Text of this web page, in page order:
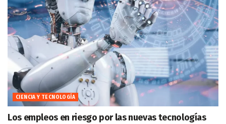
CIENCIA Y TECNOLOGÍA
Los empleos en riesgo por las nuevas tecnologías